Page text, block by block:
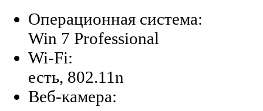
Операционная система:
Win 7 Professional
Wi-Fi:
есть, 802.11n
Веб-камера: